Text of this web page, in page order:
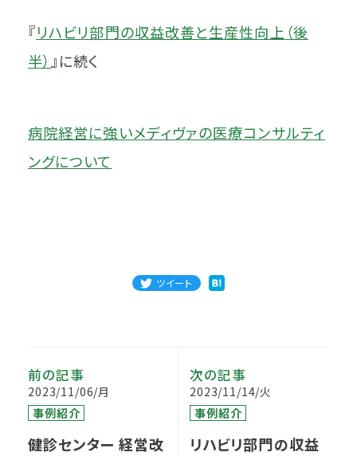
『リハビリ部門の収益改善と生産性向上（後
半） 』に続く
病院経営に強いメディヴァの医療コンサルティ
ングについて
ツイート
前の記事
2023/11/06/月
事例紹介
健診センター 経営改
次の記事
2023/11/14/火
事例紹介
リハビリ部門の収益